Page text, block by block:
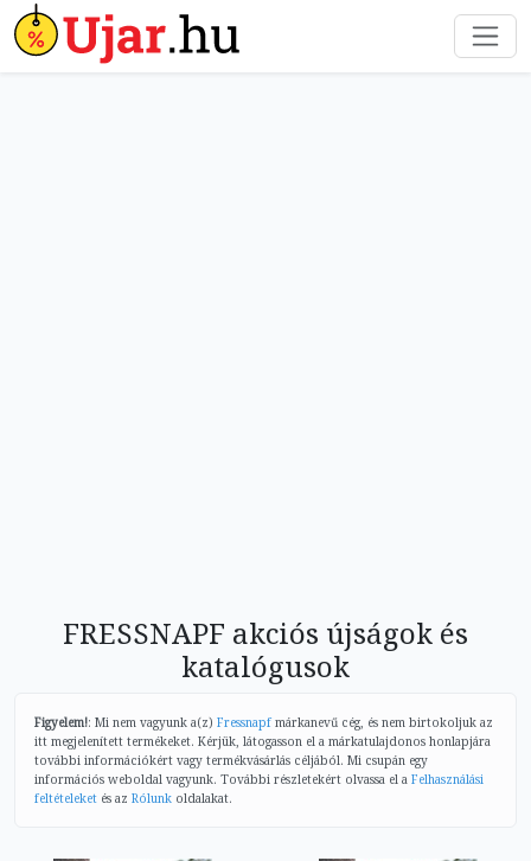
FRESSNAPF akciós újságok és
katalógusok
Figyelem!: Mi nem vagyunk a(z) Fressnapf márkanevű cég, és nem birtokoljuk az
itt megjelenített termékeket. Kérjük, látogasson el a márkatulajdonos honlapjára
további információkért vagy termékvásárlás céljából. Mi csupán egy
információs weboldal vagyunk. További részletekért olvassa el a Felhasználási
feltételeket és az Rólunk oldalakat.